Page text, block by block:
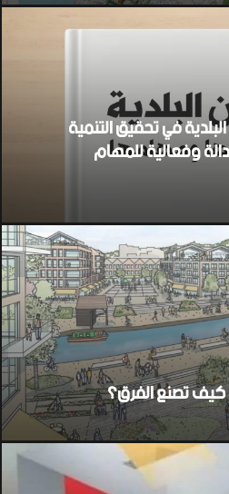
في تحقيق التنمية
وفعالية للمهام
كيف تصنع الفرق؟